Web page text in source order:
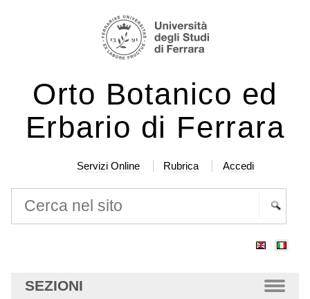
Salta
navigazione
Orto Botanico ed
Erbario di Ferrara
Servizi Online Rubrica Accedi
SEZIONI